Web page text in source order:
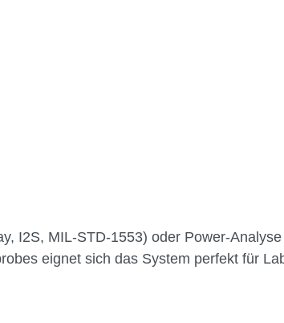
I2S, MIL-STD-1553) oder Power-
eignet sich das System perfekt für